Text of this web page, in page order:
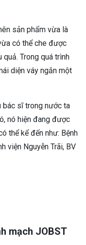
sản phẩm vừa là
có thể che được
quả. Trong quá trình
diện váy ngắn một
bác sĩ trong nước ta
nó hiện đang được
thể kể đến như: Bệnh
viện Nguyễn Trãi, BV
mạch JOBST